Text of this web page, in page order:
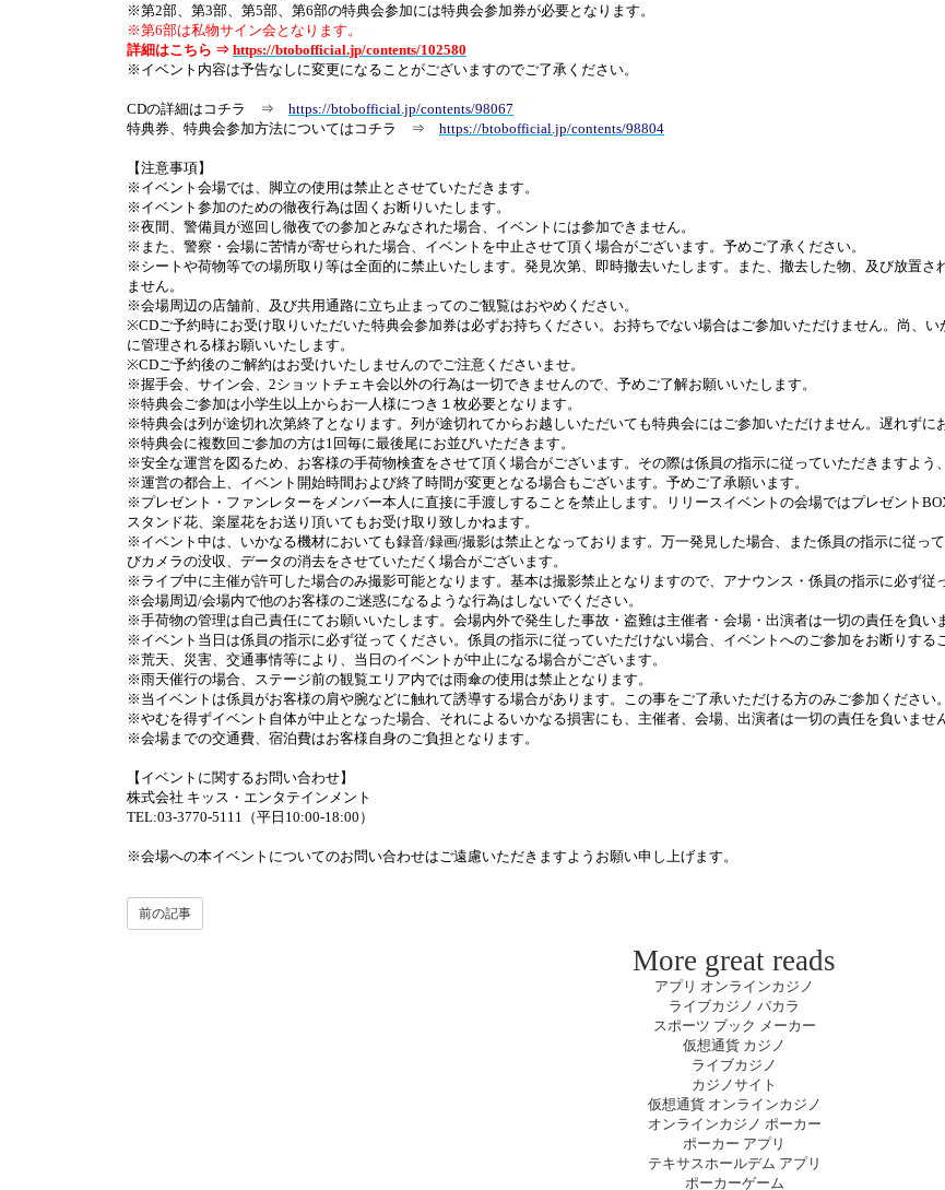
※第2部、第3部、第5部、第6部の特典会参加には特典会参加券が必要となります。
※第6部は私物サイン会となります。
詳細はこちら ⇒ https://btobofficial.jp/contents/102580
※ イベント内容は予告なしに変更になることがございますのでご了承ください。
CDの詳細はコチラ ⇒ https://btobofficial.jp/contents/98067
特典券、特典会参加方法についてはコチラ ⇒ https://btobofficial.jp/contents/98804
【注意事項】
※イベント会場では、脚立の使用は禁止とさせていただきます。
※ イベント参加のための徹夜行為は固くお断りいたします。
※夜間、警備員が巡回し徹夜での参加とみなされた場合、イベントには参加できません。
※ また、警察・会場に苦情が寄せられた場合、イベントを中止させて頂く場合がございます。予めご了承ください。
※ シートや荷物等での場所取り等は全面的に禁止いたします。発見次第、即時撤去いたします。また、撤去した物、及び放置
ません。
※会場周辺の店舗前、及び共用通路に立ち止まってのご観覧はおやめください。
※CD ご予約時にお受け取りいただいた特典会参加券は必ずお持ちください。お持ちでない場合はご参加いただけません。尚、
に管理される様お願いいたします。
※CD ご予約後のご解約はお受けいたしませんのでご注意くださいませ。
※握手会、サイン会、 2ショットチェキ会以外の行為は一切できませんので、予めご了解お願いいたします。
※特典会ご参加は小学生以上からお一人様につき１枚必要となります。
※特典会は列が途切れ次第終了となります。列が途切れてからお越しいただいても特典会にはご参加いただけません。遅れずに
※特典会に複数回ご参加の方は1 回毎に最後尾にお並びいただきます。
※安全な運営を図るため、お客様の手荷物検査をさせて頂く場合がございます。その際は係員の指示に従っていただきますよう
※運営の都合上、イベント開始時間および終了時間が変更となる場合もございます。予めご了承願います。
※ プレゼント・ファンレターをメンバー本人に直接に手渡しすることを禁止します。リリースイベントの会場ではプレゼント
スタンド花、楽屋花をお送り頂いてもお受け取り致しかねます。
※ イベント中は、いかなる機材においても録音/録画/撮影は禁止となっております。万一発見した場合、また係員の指示に従っ
びカメラの没収、データの消去をさせていただく場合がございます。
※ ライブ中に主催が許可した場合のみ撮影可能となります。基本は撮影禁止となりますので、アナウンス・係員の指示に必ず従
※会場周辺/会場内で他のお客様のご迷惑になるような行為はしないでください。
※手荷物の管理は自己責任にてお願いいたします。会場内外で発生した事故・盗難は主催者・会場・出演者は一切の責任を負い
※ イベント当日は係員の指示に必ず従ってください。係員の指示に従っていただけない場合、イベントへのご参加をお断りする
※荒天、災害、交通事情等により、当日のイベントが中止になる場合がございます。
※雨天催行の場合、ステージ前の観覧エリア内では雨傘の使用は禁止となります。
※ 当イベントは係員がお客様の肩や腕などに触れて誘導する場合があります。この事をご了承いただける方のみご参加ください。
※やむを得ずイベント自体が中止となった場合、それによるいかなる損害にも、主催者、会場、出演者は一切の責任を負いませ
※会場までの交通費、宿泊費はお客様自身のご負担となります。
【イベントに関するお問い合わせ】
株式会社 キッス・エンタテインメント
TEL:03-3770-5111
（平日 10:00-18:00 ）
※会場への本イベントについてのお問い合わせはご遠慮いただきますようお願い申し上げます。
前の記事
More great reads
アプリ オンラインカジノ
ライブカジノ バカラ
スポーツ ブック メーカー
仮想通貨 カジノ
ライブカジノ
カジノサイト
仮想通貨 オンラインカジノ
オンラインカジノ ポーカー
ポーカー アプリ
テキサスホールデム アプリ
ポーカーゲーム